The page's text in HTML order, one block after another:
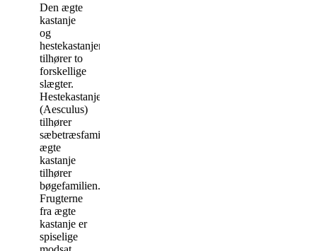
Den ægte
kastanje
og
hestekastanjen
tilhører to
forskellige
slægter.
Hestekastanje
(Aesculus)
tilhører
sæbetræsfamilien,
ægte
kastanje
tilhører
bøgefamilien.
Frugterne
fra ægte
kastanje er
spiselige